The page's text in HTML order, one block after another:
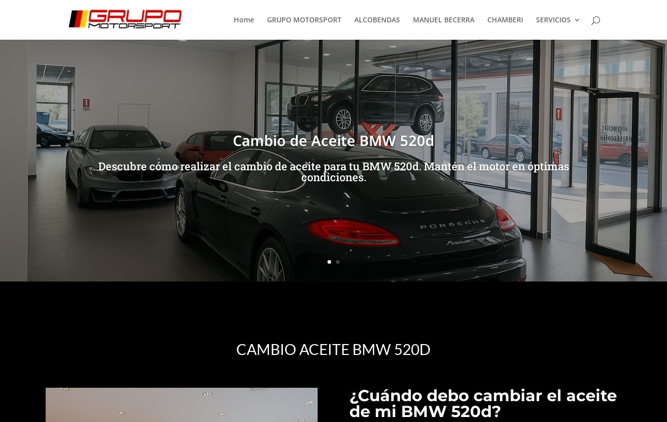
Home GRUPO MOTORSPORT ALCOBENDAS MANUEL BECERRA CHAMBERI SERVICIOS
Cambio de Aceite BMW 520d
Descubre cómo realizar el cambio de aceite para tu BMW 520d. Mantén el motor en óptimas
condiciones.
CAMBIO ACEITE BMW 520D
¿Cuándo debo cambiar el aceite
de mi BMW 520d?